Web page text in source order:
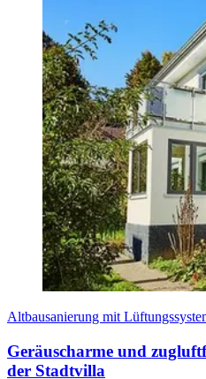
Altbausanierung mit
Geräuscharme und
der Stadtvilla